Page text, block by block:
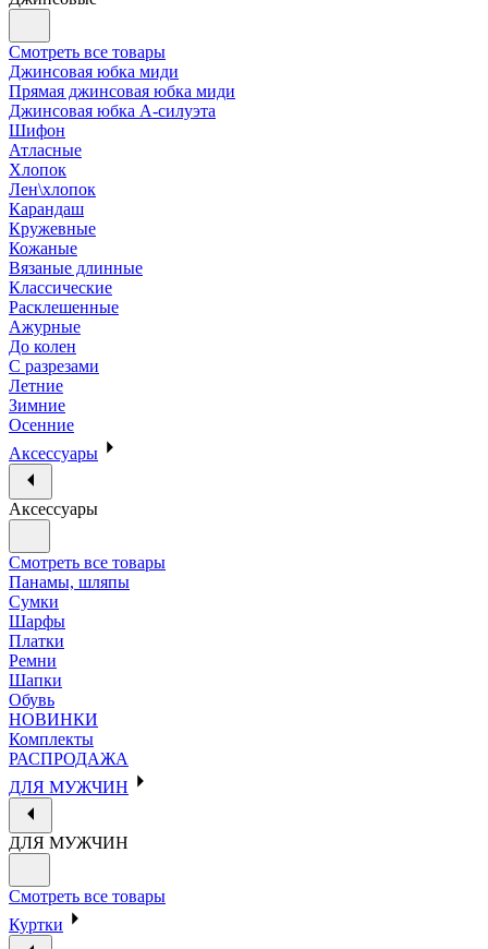
Смотреть все товары
Джинсовая юбка миди
Прямая джинсовая юбка миди
Джинсовая юбка А-силуэта
Шифон
Атласные
Хлопок
Лен\хлопок
Карандаш
Кружевные
Кожаные
Вязаные длинные
Классические
Расклешенные
Ажурные
До колен
С разрезами
Летние
Зимние
Осенние
Аксессуары
Аксессуары
Смотреть все товары
Панамы, шляпы
Сумки
Шарфы
Платки
Ремни
Шапки
Обувь
НОВИНКИ
Комплекты
РАСПРОДАЖА
ДЛЯ МУЖЧИН
ДЛЯ МУЖЧИН
Смотреть все товары
Куртки